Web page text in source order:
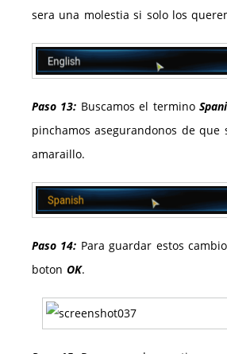
sera una molestia si solo los
Paso 13: Buscamos el termino
pinchamos asegurandonos de que
amaraillo.
Paso 14: Para guardar estos
botonOK.